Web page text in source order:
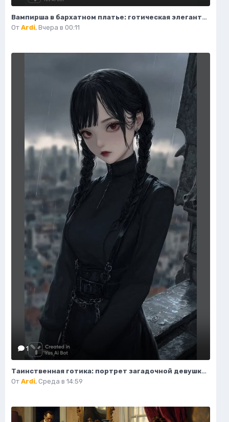
Вампирша в бархатном платье: готическая элегантность и таинственная красота ночи. Изображение из нейросети Flux Ai
От Ardi, Вчера в 00:11
1
Таинственная готика: портрет загадочной девушки на крыше. Изображение из нейросети Midjourney
От Ardi, Среда в 14:59